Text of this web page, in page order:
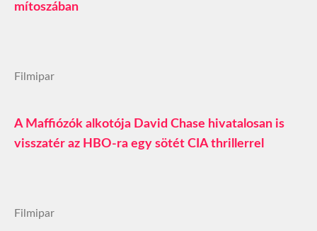
mítoszában
Filmipar
A Maffiózók alkotója David Chase hivatalosan is
visszatér az HBO-ra egy sötét CIA thrillerrel
Filmipar